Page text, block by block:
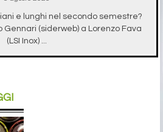
e lunghi nel secondo semestre?
Gennari (siderweb) a Lorenzo Fava
(LSI Inox) ...